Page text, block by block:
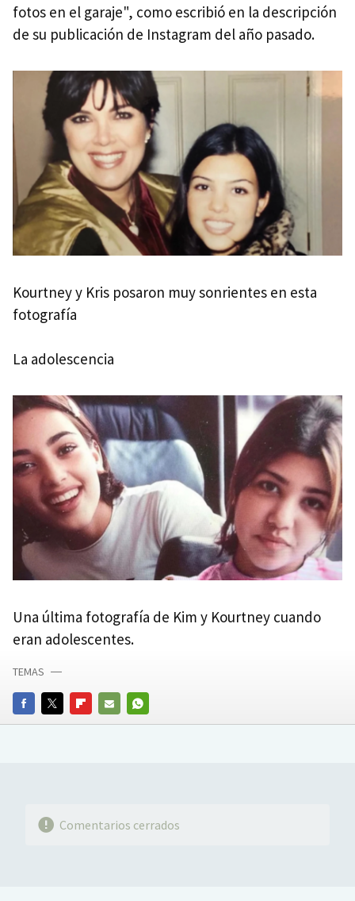
fotos en el garaje", como escribió en la descripción
de su publicación de Instagram del año pasado.
Kourtney y Kris posaron muy sonrientes en esta
fotografía
La adolescencia
Una última fotografía de Kim y Kourtney cuando
eran adolescentes.
FACEBOOKTWITTERFLIPBOARD
E-
WHATSAPP
TEMAS
Comentarios cerrados